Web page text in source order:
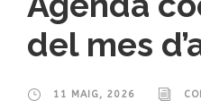
del mes
11 MAIG, 2026